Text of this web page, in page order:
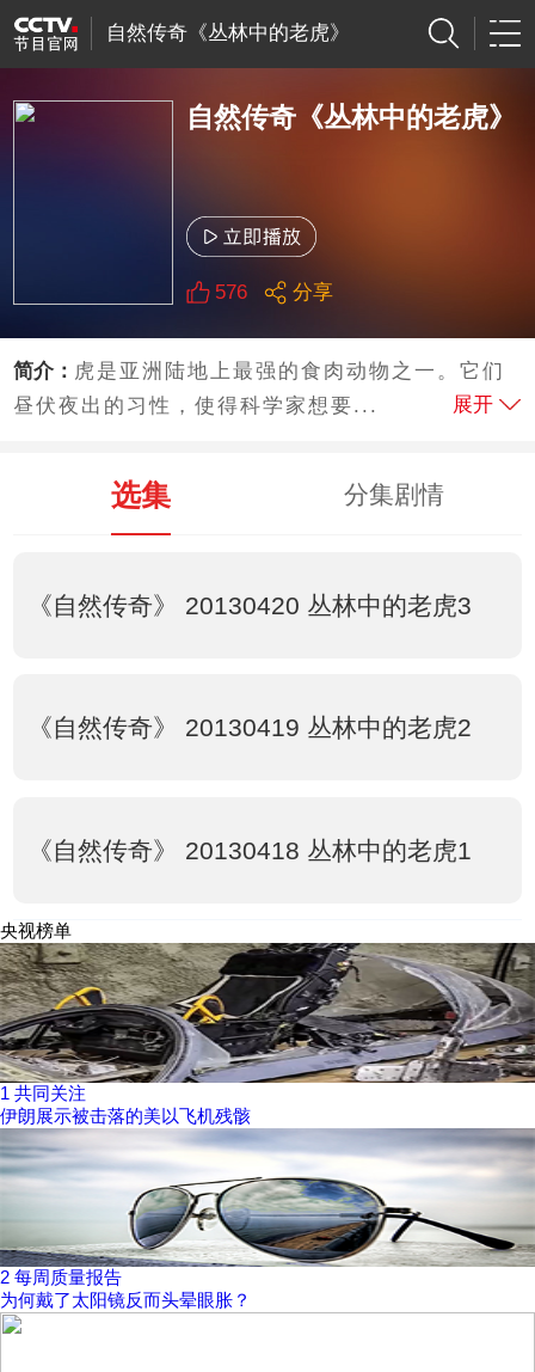
自然传奇《丛林中的老虎》
自然传奇《丛林中的老虎》
576 分享
简介： 虎是亚洲陆地上最强的食肉动物之一。它们
昼伏夜出的习性，使得科学家想要...
展开
选集 分集剧情
《自然传奇》 20130420 丛林中的老虎3
《自然传奇》 20130419 丛林中的老虎2
《自然传奇》 20130418 丛林中的老虎1
央视榜单
1 共同关注
伊朗展示被击落的美以飞机残骸
2 每周质量报告
为何戴了太阳镜反而头晕眼胀？